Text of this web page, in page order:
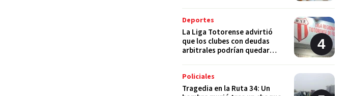
Deportes
La Liga Totorense advirtió
que los clubes con deudas
arbitrales podrían quedar
Policiales
Tragedia en la Ruta 34: Un